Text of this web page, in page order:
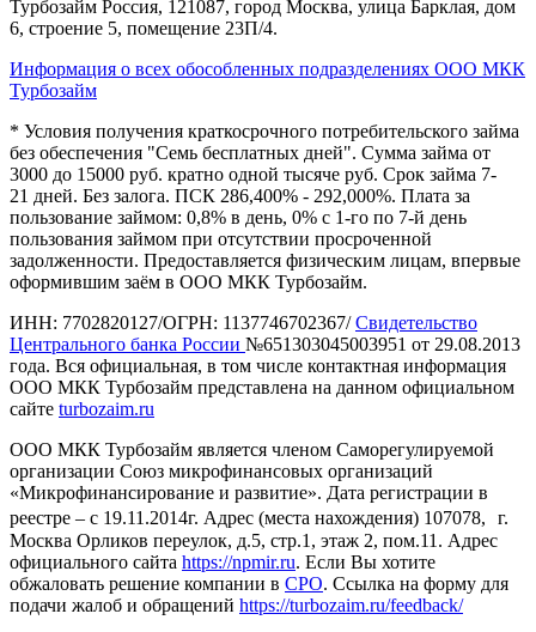
Турбозайм Россия, 121087, город Москва, улица Барклая, дом
6, строение 5, помещение 23П/4.
Информация о всех обособленных подразделениях ООО МКК
Турбозайм
* Условия получения краткосрочного потребительского займа
без обеспечения "Семь бесплатных дней". Сумма займа от
3000 до 15000 руб. кратно одной тысяче руб. Срок займа 7-
21 дней. Без залога. ПСК 286,400% - 292,000%. Плата за
пользование займом: 0,8% в день, 0% с 1-го по 7-й день
пользования займом при отсутствии просроченной
задолженности. Предоставляется физическим лицам, впервые
оформившим заём в ООО МКК Турбозайм.
ИНН: 7702820127/ОГРН: 1137746702367/Свидетельство
Центрального банка России №651303045003951 от 29.08.2013
года. Вся официальная, в том числе контактная информация
ООО МКК Турбозайм представлена на данном официальном
сайте turbozaim.ru
ООО МКК Турбозайм является членом Саморегулируемой
организации Союз микрофинансовых организаций
«Микрофинансирование и развитие». Дата регистрации в
реестре – с 19.11.2014г. Адрес (места нахождения) 107078, г.
Москва Орликов переулок, д.5, стр.1, этаж 2, пом.11. Адрес
официального сайта https://npmir.ru. Если Вы хотите
обжаловать решение компании в СРО. Ссылка на форму для
подачи жалоб и обращений https://turbozaim.ru/feedback/